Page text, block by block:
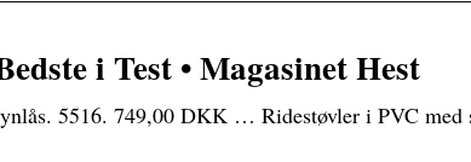
i Test • Magasinet Hest
5516. 749,00 DKK … Ridestøvler i PVC med